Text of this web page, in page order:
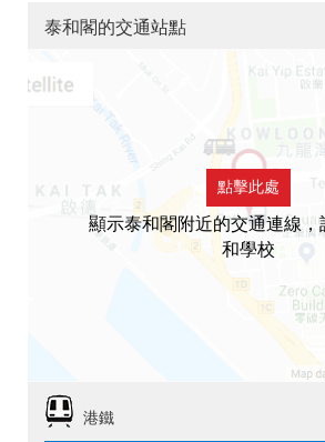
泰和閣的交通站點
點擊此處
顯示泰和閣附近的交通連線
和學校
港鐵